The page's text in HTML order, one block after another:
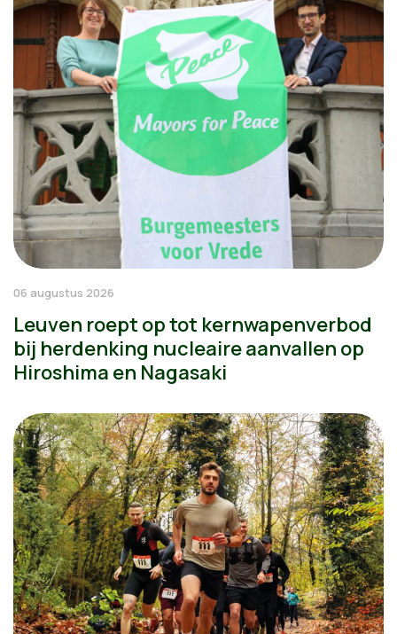
06 augustus 2026
Leuven roept op tot kernwapenverbod
bij herdenking nucleaire aanvallen op
Hiroshima en Nagasaki